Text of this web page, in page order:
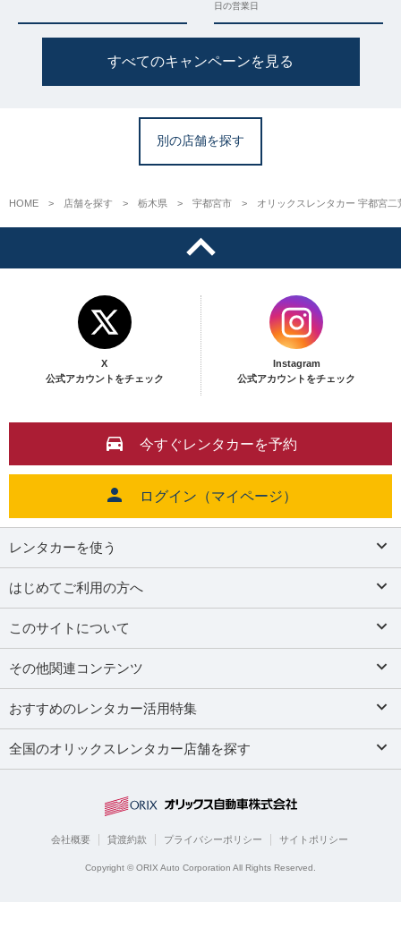
日の営業日
すべてのキャンペーンを見る
別の店舗を探す
HOME 店舗を探す 栃木県 宇都宮市 オリックスレンタカー 宇都宮二
X
公式アカウントをチェック
Instagram
公式アカウントをチェック
今すぐレンタカーを予約
ログイン（マイページ）
レンタカーを使う
はじめてご利用の方へ
このサイトについて
その他関連コンテンツ
おすすめのレンタカー活用特集
全国のオリックスレンタカー店舗を探す
会社概要 貸渡約款 プライバシーポリシー サイトポリシー
Copyright © ORIX Auto Corporation All Rights Reserved.